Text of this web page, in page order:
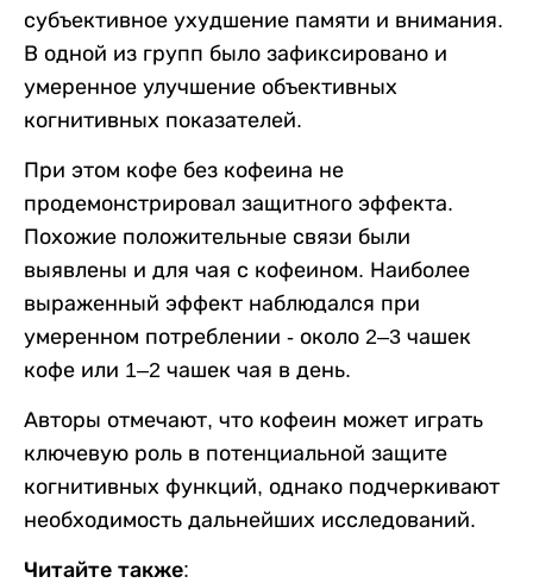
субъективное ухудшение памяти и внимания.
В одной из групп было зафиксировано и
умеренное улучшение объективных
когнитивных показателей.
При этом кофе без кофеина не
продемонстрировал защитного эффекта.
Похожие положительные связи были
выявлены и для чая с кофеином. Наиболее
выраженный эффект наблюдался при
умеренном потреблении - около 2–3 чашек
кофе или 1–2 чашек чая в день.
Авторы отмечают, что кофеин может играть
ключевую роль в потенциальной защите
когнитивных функций, однако подчеркивают
необходимость дальнейших исследований.
Читайте также: